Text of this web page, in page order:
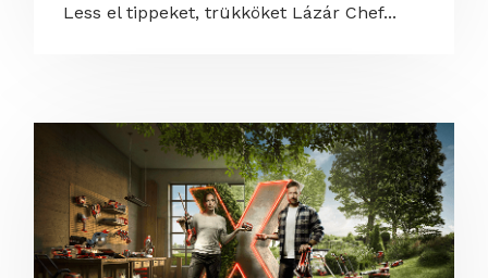
Less el tippeket, trükköket Lázár Chef...